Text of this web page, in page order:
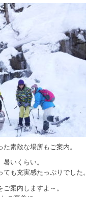
素敵な場所もご案内。
いくらい。
も充実感たっぷりでした。
案内しますよ～。